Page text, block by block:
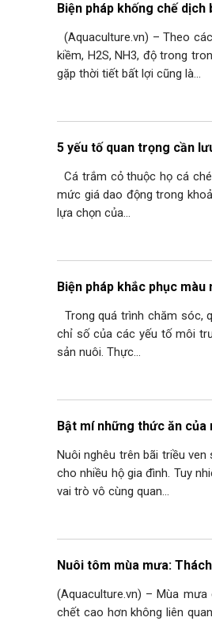
Biện pháp khống chế
(Aquaculture.vn) – Theo
kiềm, H2S, NH3, độ trong
gặp thời tiết bất lợi cũng là…
5 yếu tố quan trọng cần
Cá trắm cỏ thuộc họ cá
mức giá dao động trong
lựa chọn của…
Biện pháp khắc phục
Trong quá trình chăm sóc,
chỉ số của các yếu tố môi
sản nuôi. Thực…
Bật mí những thức ăn
Nuôi nghêu trên bãi triều
cho nhiều hộ gia đình. Tuy
vai trò vô cùng quan…
Nuôi tôm mùa mưa:
(Aquaculture.vn) – Mùa
chết cao hơn không liên